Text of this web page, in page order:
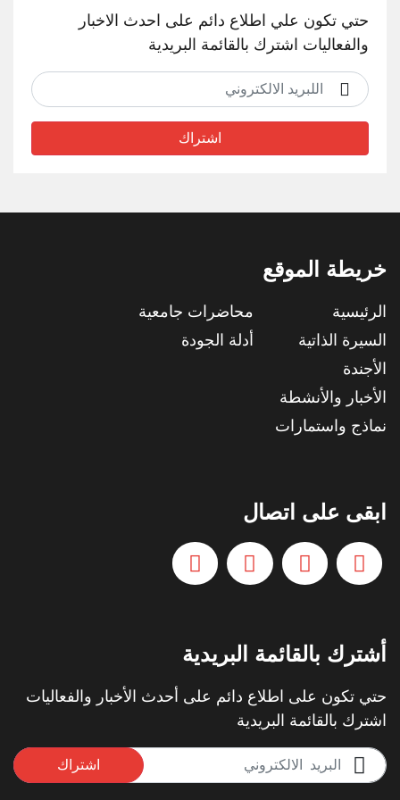
حتي تكون علي اطلاع دائم على احدث الاخبار
والفعاليات اشترك بالقائمة البريدية
اشتراك
خريطة الموقع
الرئيسية
السيرة الذاتية
الأجندة
الأخبار والأنشطة
نماذج واستمارات
محاضرات جامعية
أدلة الجودة
ابقى على اتصال
أشترك بالقائمة البريدية
حتي تكون على اطلاع دائم على أحدث الأخبار والفعاليات
اشترك بالقائمة البريدية
اشتراك